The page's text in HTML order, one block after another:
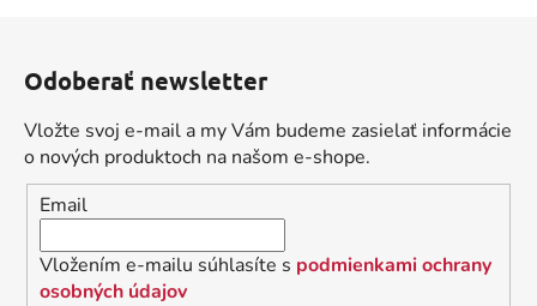
Odoberať newsletter
Vložte svoj e-mail a my Vám budeme zasielať informácie
o nových produktoch na našom e-shope.
Email
Vložením e-mailu súhlasíte s podmienkami ochrany
osobných údajov